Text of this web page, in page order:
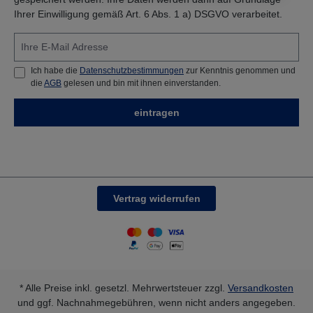
Ihrer Einwilligung gemäß Art. 6 Abs. 1 a) DSGVO verarbeitet.
Ich habe die Datenschutzbestimmungen zur Kenntnis genommen und
die AGB gelesen und bin mit ihnen einverstanden.
eintragen
Vertrag widerrufen
* Alle Preise inkl. gesetzl. Mehrwertsteuer zzgl. Versandkosten
und ggf. Nachnahmegebühren, wenn nicht anders angegeben.